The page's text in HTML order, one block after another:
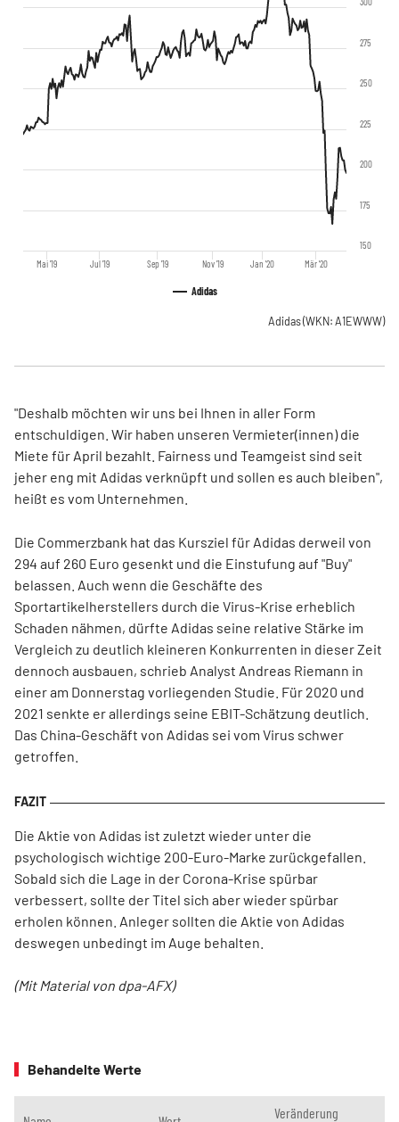
Adidas
Mai '19 Jul '19 Sep '19 Nov '19 Jan '20 Mär '20
150
175
200
225
250
275
Adidas(WKN: A1EWWW)
"Deshalb möchten wir uns bei Ihnen in aller Form
entschuldigen. Wir haben unseren Vermieter(innen) die
Miete für April bezahlt. Fairness und Teamgeist sind seit
jeher eng mit Adidas verknüpft und sollen es auch bleiben",
heißt es vom Unternehmen.
Die Commerzbank hat das Kursziel für Adidas derweil von
294 auf 260 Euro gesenkt und die Einstufung auf "Buy"
belassen. Auch wenn die Geschäfte des
Sportartikelherstellers durch die Virus-Krise erheblich
Schaden nähmen, dürfte Adidas seine relative Stärke im
Vergleich zu deutlich kleineren Konkurrenten in dieser Zeit
dennoch ausbauen, schrieb Analyst Andreas Riemann in
einer am Donnerstag vorliegenden Studie. Für 2020 und
2021 senkte er allerdings seine EBIT-Schätzung deutlich.
Das China-Geschäft von Adidas sei vom Virus schwer
getroffen.
Die Aktie von Adidas ist zuletzt wieder unter die
psychologisch wichtige 200-Euro-Marke zurückgefallen.
Sobald sich die Lage in der Corona-Krise spürbar
verbessert, sollte der Titel sich aber wieder spürbar
erholen können. Anleger sollten die Aktie von Adidas
deswegen unbedingt im Auge behalten.
(Mit Material von dpa-AFX)
Behandelte Werte
Veränderung